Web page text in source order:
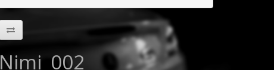
Nimi_002